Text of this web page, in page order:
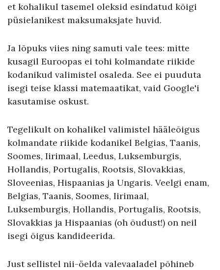
et kohalikul tasemel oleksid esindatud kõigi
püsielanikest maksumaksjate huvid.
Ja lõpuks viies ning samuti vale tees: mitte
kusagil Euroopas ei tohi kolmandate riikide
kodanikud valimistel osaleda. See ei puuduta
isegi teise klassi matemaatikat, vaid Google'i
kasutamise oskust.
Tegelikult on kohalikel valimistel hääleõigus
kolmandate riikide kodanikel Belgias, Taanis,
Soomes, Iirimaal, Leedus, Luksemburgis,
Hollandis, Portugalis, Rootsis, Slovakkias,
Sloveenias, Hispaanias ja Ungaris. Veelgi enam,
Belgias, Taanis, Soomes, Iirimaal,
Luksemburgis, Hollandis, Portugalis, Rootsis,
Slovakkias ja Hispaanias (oh õudust!) on neil
isegi õigus kandideerida.
Just sellistel nii-öelda valevaaladel põhineb